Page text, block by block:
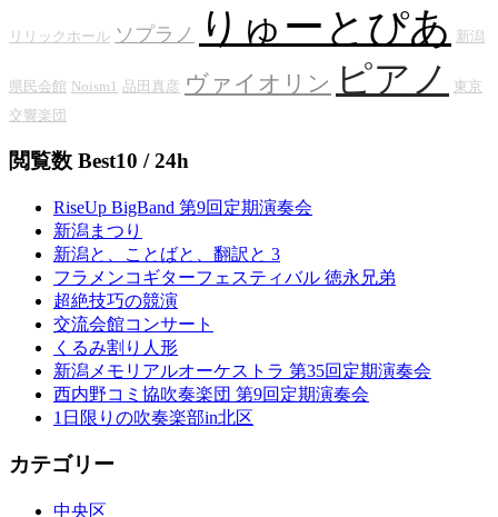
リリックホール ソプラノ りゅーとぴあ 新潟
県民会館 Noism1 品田真彦 ヴァイオリン ピアノ
東京
交響楽団
閲覧数 Best10 / 24h
RiseUp BigBand 第9回定期演奏会
新潟まつり
新潟と、ことばと、翻訳と 3
フラメンコギターフェスティバル 徳永兄弟
超絶技巧の競演
交流会館コンサート
くるみ割り人形
新潟メモリアルオーケストラ 第35回定期演奏会
西内野コミ協吹奏楽団 第9回定期演奏会
1日限りの吹奏楽部in北区
カテゴリー
中央区